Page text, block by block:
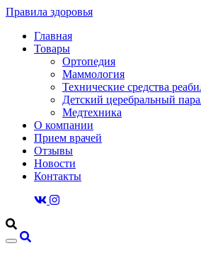
Правила здоровья
Главная
Товары
Ортопедия
Маммология
Технические средства
Детский церебральный
Медтехника
О компании
Прием врачей
Отзывы
Новости
Контакты